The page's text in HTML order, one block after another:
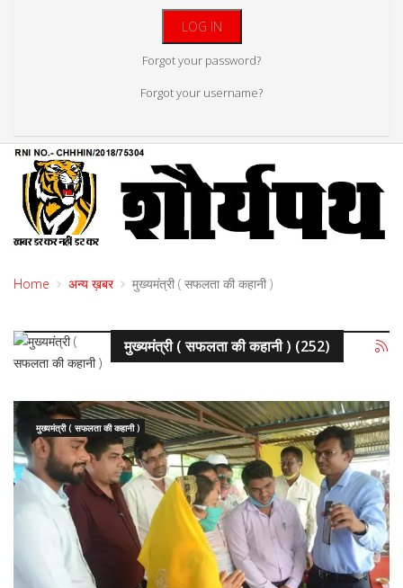
Forgot your password?
Forgot your username?
Home अन्य ख़बर मुख्यमंत्री ( सफलता की कहानी )
मुख्यमंत्री ( सफलता की कहानी ) (252)
मुख्यमंत्री ( सफलता की कहानी )